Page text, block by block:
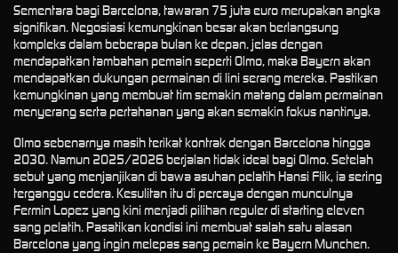
Sementara bagi Barcelona, tawaran 75 juta euro merupakan angka
signifikan. Negosiasi kemungkinan besar akan berlangsung
kompleks dalam beberapa bulan ke depan. jelas dengan
mendapatkan tambahan pemain seperti Olmo, maka Bayern akan
mendapatkan dukungan permainan di lini serang mereka. Pastikan
kemungkinan yang membuat tim semakin matang dalam permainan
menyerang serta pertahanan yang akan semakin fokus nantinya.
Olmo sebenarnya masih terikat kontrak dengan Barcelona hingga
2030. Namun 2025/2026 berjalan tidak ideal bagi Olmo. Setelah
sebut yang menjanjikan di bawa asuhan pelatih Hansi Flik, ia sering
terganggu cedera. Kesulitan itu di percaya dengan munculnya
Fermin Lopez yang kini menjadi pilihan reguler di starting eleven
sang pelatih. Pasatikan kondisi ini membuat salah satu alasan
Barcelona yang ingin melepas sang pemain ke Bayern Munchen.